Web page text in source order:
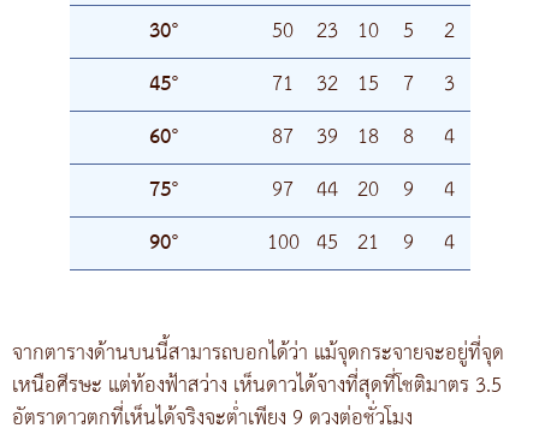
30°
50 23 10 5
2
45°
71 32 15 7
3
60°
87 39 18 8
4
75°
97 44 20 9
4
90°
100 45 21 9 4
จากตารางด้านบนนี้สามารถบอกได้ว่า แม้จุดกระจายจะอยู่ที่จุด
เหนือศีรษะ แต่ท้องฟ้าสว่าง เห็นดาวได้จางที่สุดที่โชติมาตร 3.5
อัตราดาวตกที่เห็นได้จริงจะต่ำเพียง 9 ดวงต่อชั่วโมง